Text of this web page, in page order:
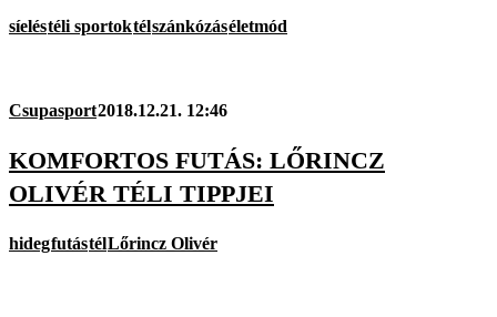
síeléstéli sportoktélszánkózáséletmód
Csupasport2018.12.21. 12:46
KOMFORTOS FUTÁS: LŐRINCZ
OLIVÉR TÉLI TIPPJEI
hidegfutástélLőrincz Olivér